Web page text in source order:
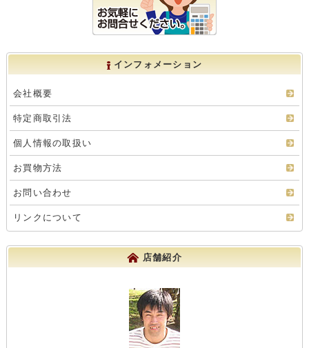
インフォメーション
会社概要
特定商取引法
個人情報の取扱い
お買物方法
お問い合わせ
リンクについて
店舗紹介